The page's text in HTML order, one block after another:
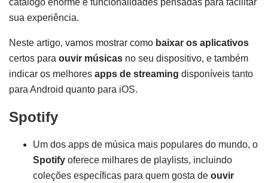
catálogo enorme e funcionalidades pensadas para facilitar
sua experiência.
Neste artigo, vamos mostrar como baixar os aplicativos
certos para ouvir músicas no seu dispositivo, e também
indicar os melhores apps de streaming disponíveis tanto
para Android quanto para iOS.
Spotify
Um dos apps de música mais populares do mundo, o
Spotify oferece milhares de playlists, incluindo
coleções específicas para quem gosta de ouvir